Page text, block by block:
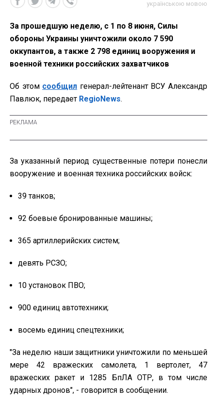
українською мовою
За прошедшую неделю, с 1 по 8 июня, Силы
обороны Украины уничтожили около 7 590
оккупантов, а также 2 798 единиц вооружения и
военной техники российских захватчиков
Об этом сообщил генерал-лейтенант ВСУ Александр
Павлюк, передает RegioNews.
За указанный период существенные потери понесли
вооружение и военная техника российских войск:
39 танков;
92 боевые бронированные машины;
365 артиллерийских систем;
девять РСЗО;
10 установок ПВО;
900 единиц автотехники;
восемь единиц спецтехники;
"За неделю наши защитники уничтожили по меньшей
мере 42 вражеских самолета, 1 вертолет, 47
вражеских ракет и 1285 БпЛА ОТР, в том числе
ударных дронов", - говорится в сообщении.